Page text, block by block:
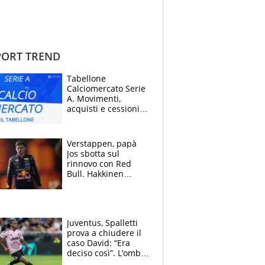
TREND
Tabellone
Calciomercato Serie
A. Movimenti,
acquisti e cessioni:
Verstappen, papà
Jos sbotta sul
rinnovo con Red
Bull. Hakkinen
Juventus, Spalletti
prova a chiudere il
caso David: “Era
deciso così”. L’ombra